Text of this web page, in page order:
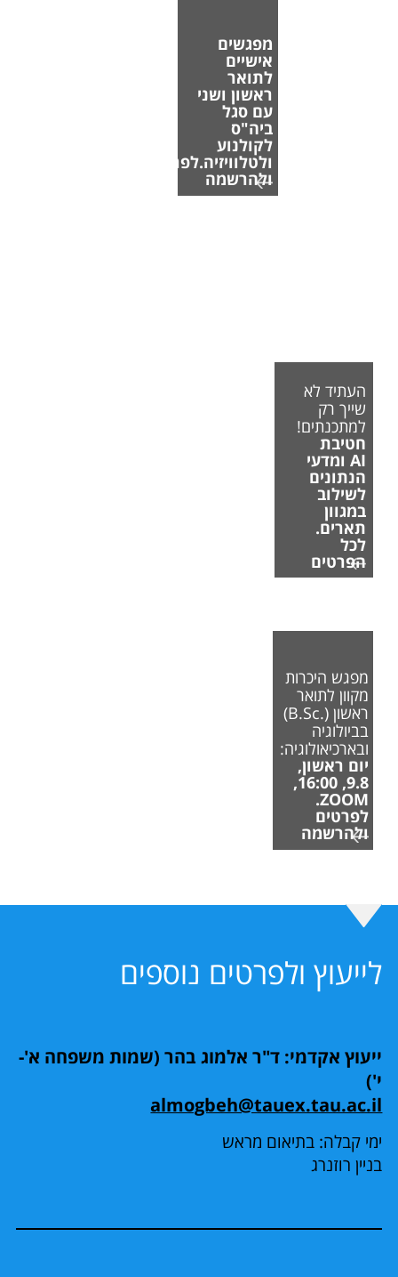
מפגשים
אישיים
לתואר
ראשון ושני
עם סגל
ביה"ס
לקולנוע
ולטלוויזיה.לפרטים
ולהרשמה
העתיד לא
שייך רק
למתכנתים!
חטיבת
AI ומדעי
הנתונים
לשילוב
במגוון
תארים.
לכל
הפרטים
מפגש היכרות
מקוון לתואר
ראשון (.B.Sc)
בביולוגיה
ובארכיאולוגיה:
יום ראשון,
9.8, 16:00,
ZOOM.
לפרטים
ולהרשמה
לייעוץ ולפרטים נוספים
ייעוץ אקדמי: ד"ר אלמוג בהר (שמות משפחה א'-
י')
almogbeh@tauex.tau.ac.il
ימי קבלה: בתיאום מראש
בניין רוזנרג